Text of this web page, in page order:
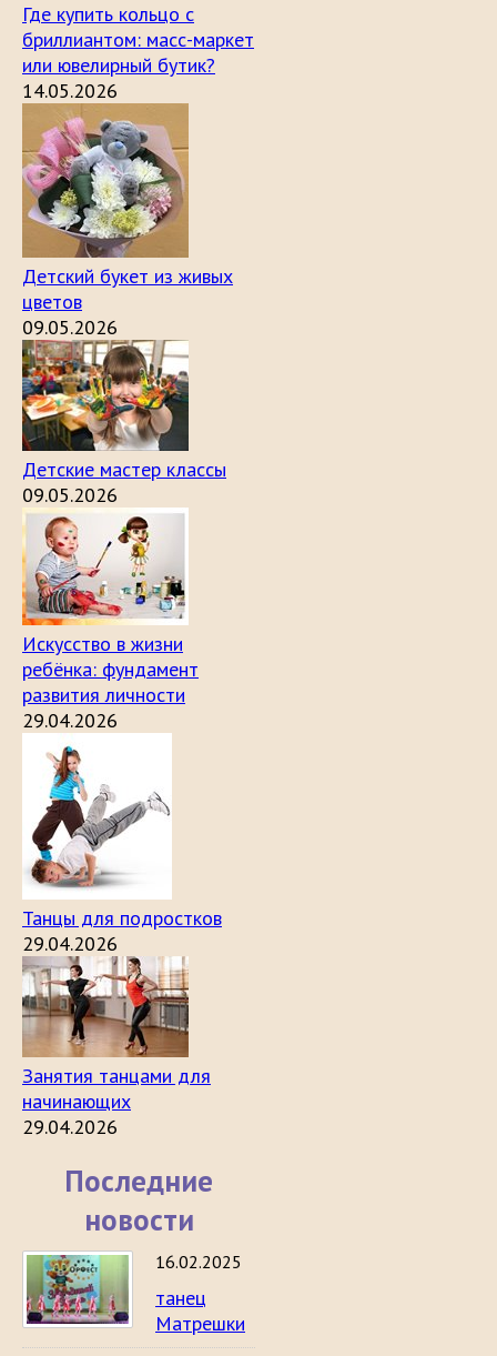
Где купить кольцо с
бриллиантом: масс-маркет
или ювелирный бутик?
14.05.2026
Детский букет из живых
цветов
09.05.2026
Детские мастер классы
09.05.2026
Искусство в жизни
ребёнка: фундамент
развития личности
29.04.2026
Танцы для подростков
29.04.2026
Занятия танцами для
начинающих
29.04.2026
Последние
новости
16.02.2025
танец
Матрешки